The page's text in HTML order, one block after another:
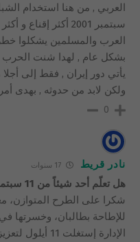
سبتمبر 2001 أكثر
العرب والمسلمين يشكلوا
بشكل عام , لهدا شنت الحرب
يأتي دور إيران , فقط إلى
ولكن لابد من حدوثه , بهدى
0
نادر قريط 17 سنوات
هل تعلّم أحد شيئاً من 11 سبتمبر؟
شكرا على الطرح
للإطاحة بطالبان، وخسرتها
الإدارة